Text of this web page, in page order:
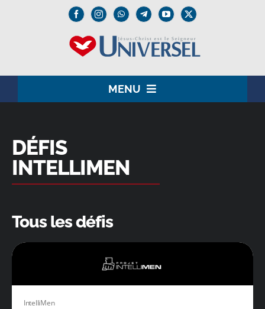
MENU
LE SEIGNEUR JÉSUS
INSTITUTION
DONS
DÉFIS
INTELLIMEN
Tous les défis
IntelliMen